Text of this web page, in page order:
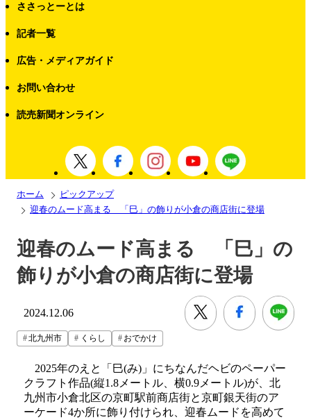
ささっとーとは
記者一覧
広告・メディアガイド
お問い合わせ
読売新聞オンライン
ホーム
ピックアップ
迎春のムード高まる 「巳」の飾りが小倉の商店街に登場
迎春のムード高まる 「巳」の
飾りが小倉の商店街に登場
2024.12.06
北九州市 くらし おでかけ
2025年のえと「巳(み)」にちなんだヘビのペーパー
クラフト作品(縦1.8メートル、横0.9メートル)が、北
九州市小倉北区の京町駅前商店街と京町銀天街のア
ーケード4か所に飾り付けられ、迎春ムードを高めて